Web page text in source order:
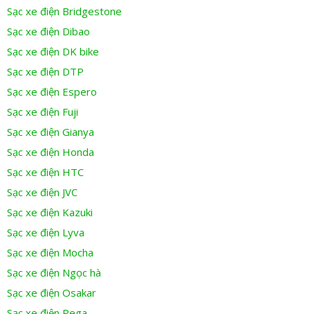
Sạc xe điện Bridgestone
Sạc xe điện Dibao
Sạc xe điện DK bike
Sạc xe điện DTP
Sạc xe điện Espero
Sạc xe điện Fuji
Sạc xe điện Gianya
Sạc xe điện Honda
Sạc xe điện HTC
Sạc xe điện JVC
Sạc xe điện Kazuki
Sạc xe điện Lyva
Sạc xe điện Mocha
Sạc xe điện Ngọc hà
Sạc xe điện Osakar